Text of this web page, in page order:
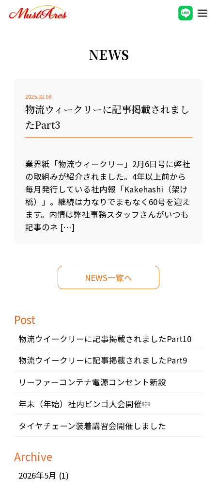
NEWS
2025.02.08
物流ウィークリーに記事掲載されまし
たPart3
業界紙「物流ウィークリー」2月6日号に弊社
の取組みが紹介されました。4年以上前から
毎月発行している社内報「Kakehashi（架け
橋）」。継続は力なりでまもなく60号を迎え
ます。内情は弊社事務スタッフさんがいつも
記事のネ […]
NEWS一覧へ
Post
物流ウイークリーに記事掲載されましたPart10
物流ウイークリーに記事掲載されましたPart9
リーファーコンテナ電源コンセント新設
年末（年始）社内ビンゴ大会開催中
タイヤチェーン装着講習会開催しました
Archive
2026年5月 (1)